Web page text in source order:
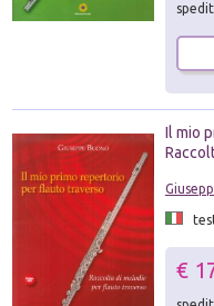
Il mio
€